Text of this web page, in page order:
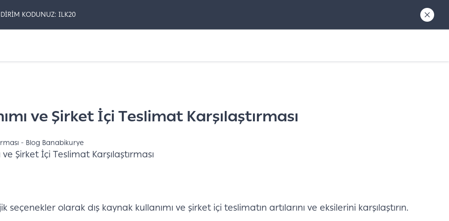
KODUNUZ: ILK20
ve Şirket İçi Teslimat Karşılaştırması
ve Şirket İçi Teslimat Karşılaştırması
olarak dış kaynak kullanımı ve şirket içi teslimatın artılarını ve eksilerini karşılaştırın.